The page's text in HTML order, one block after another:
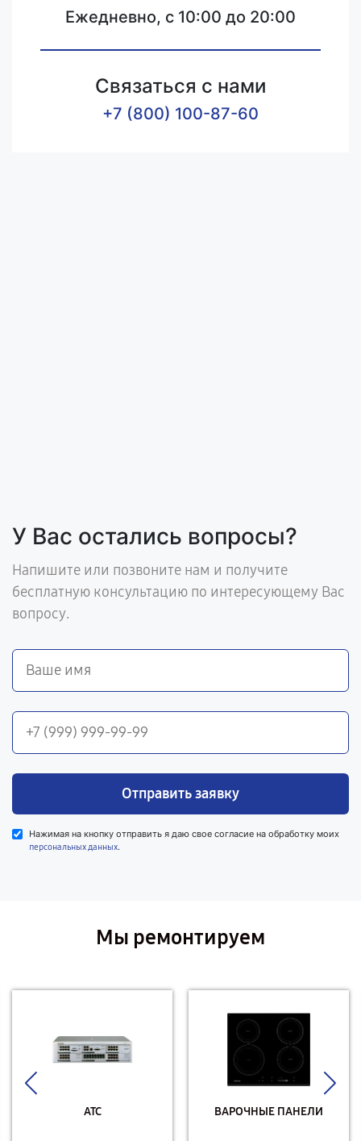
Ежедневно, с 10:00 до 20:00
Связаться с нами
+7 (800) 100-87-60
У Вас остались вопросы?
Напишите или позвоните нам и получите
бесплатную консультацию по интересующему Вас
вопросу.
Отправить заявку
Нажимая на кнопку отправить я даю свое согласие на обработку моих
персональных данных.
Мы ремонтируем
АТС ВАРОЧНЫЕ ПАНЕЛИ